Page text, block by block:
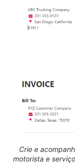
Crie e
motorista e